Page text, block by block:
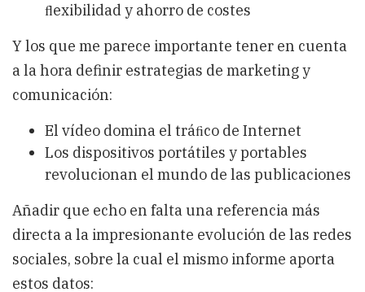
ﬂexibilidad y ahorro de costes
Y los que me parece importante tener en cuenta
a la hora definir estrategias de marketing y
comunicación:
El vídeo domina el tráﬁco de Internet
Los dispositivos portátiles y portables
revolucionan el mundo de las publicaciones
Añadir que echo en falta una referencia más
directa a la impresionante evolución de las redes
sociales, sobre la cual el mismo informe aporta
estos datos: